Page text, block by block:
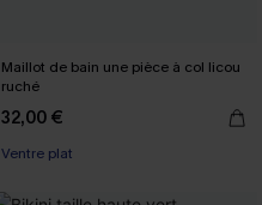
Maillot de bain une pièce à col licou
ruché
32,00 €
Ventre plat